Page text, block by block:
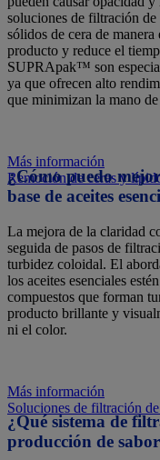
soluciones de filtración de
sólidos de cera de
producto y reduce el
SUPRApak™ son
ya que ofrecen alto
que minimizan la mano
Más información
Remoción de ceras y
¿Cómo puedo
base de aceites
La mejora de la claridad
seguida de pasos de
turbidez coloidal. El
los aceites esenciales
compuestos que forman
producto brillante y
ni el color.
Más información
Soluciones de filtración
¿Qué sistema de
producción de